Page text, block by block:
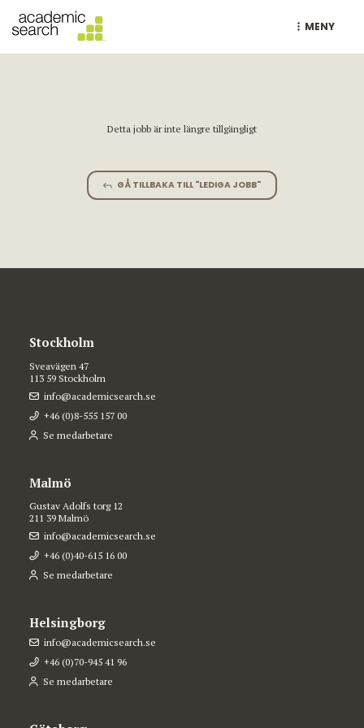
MENY
Detta jobb är inte längre tillgängligt
GÅ TILLBAKA TILL "LEDIGA JOBB"
Stockholm
Sveavägen 47
113 59 Stockholm
info@academicsearch.se
+46 (0)8-555 157 00
Se medarbetare
Malmö
Gustav Adolfs torg 12
211 39 Malmö
info@academicsearch.se
+46 (0)40-615 16 00
Se medarbetare
Helsingborg
info@academicsearch.se
+46 (0)70-945 41 96
Se medarbetare